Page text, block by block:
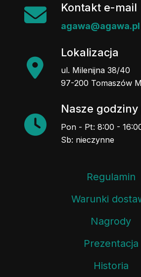
Kontakt e-mail
agawa@agawa.pl
Lokalizacja
ul. Milenijna 38/40
97-200 Tomaszów
Nasze
Pon - Pt: 8:00 -
Sb: nieczynne
Regulamin
Warunki
Nagrody
Prezentacja
Historia